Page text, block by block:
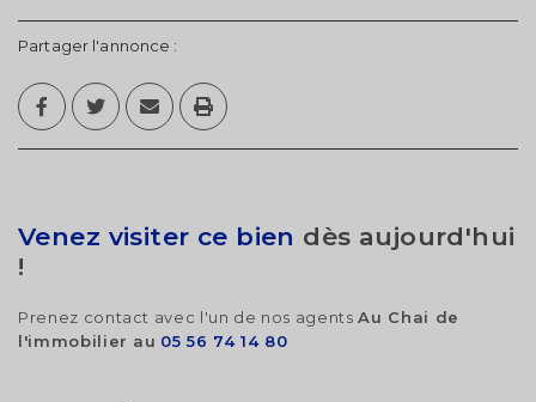
Partager l'annonce :
Venez visiter ce bien dès aujourd'hui
!
Prenez contact avec l'un de nos agents Au Chai de
l'immobilier au 05 56 74 14 80